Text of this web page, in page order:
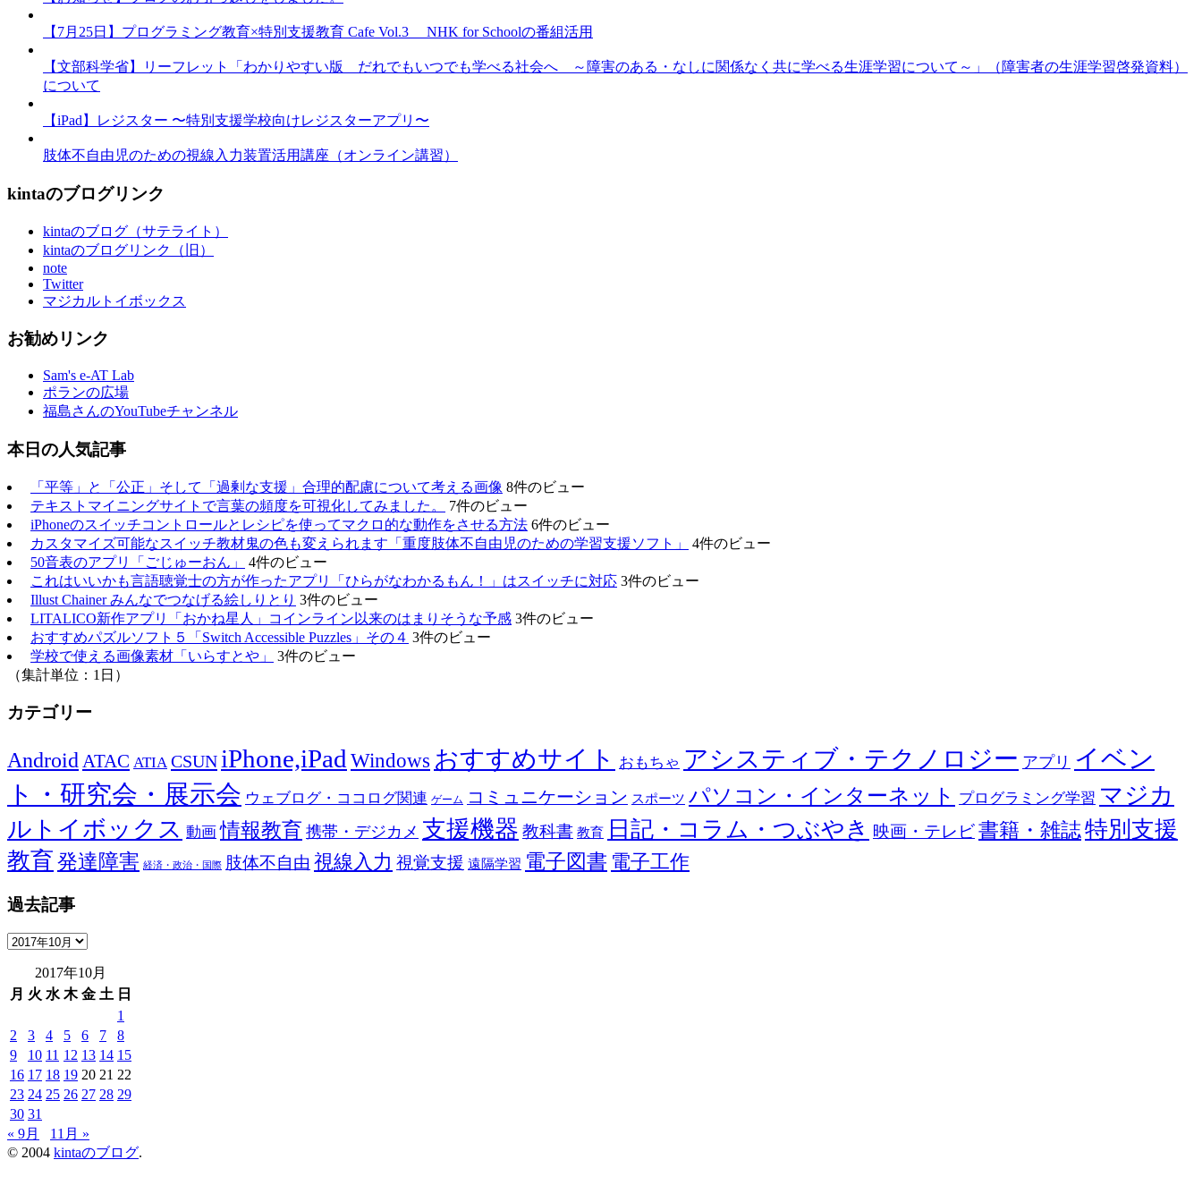
【7月25日】プログラミング教育×特別支援教育 Cafe Vol.3 NHK for Schoolの番組活用
【文部科学省】リーフレット「わかりやすい版 だれでもいつでも学べる社会へ ～障害のある・なしに関係なく共に学べる生涯学習について～」（障害者の生涯学習啓発資料）
について
【iPad】レジスター 〜特別支援学校向けレジスターアプリ〜
肢体不自由児のための視線入力装置活用講座（オンライン講習）
kintaのブログリンク
kintaのブログ（サテライト）
kintaのブログリンク（旧）
note
Twitter
マジカルトイボックス
お勧めリンク
Sam's e-AT Lab
ポランの広場
福島さんのYouTubeチャンネル
本日の人気記事
「平等」と「公正」そして「過剰な支援」合理的配慮について考える画像 8件のビュー
テキストマイニングサイトで言葉の頻度を可視化してみました。
7件のビュー
iPhoneのスイッチコントロールとレシピを使ってマクロ的な動作をさせる方法 6件のビュー
カスタマイズ可能なスイッチ教材鬼の色も変えられます「重度肢体不自由児のための学習支援ソフト」
4件のビュー
50音表のアプリ「ごじゅーおん」
4件のビュー
これはいいかも言語聴覚士の方が作ったアプリ「ひらがなわかるもん！」はスイッチに対応 3件のビュー
Illust Chainer みんなでつなげる絵しりとり 3件のビュー
LITALICO新作アプリ「おかね星人」コインライン以来のはまりそうな予感 3件のビュー
おすすめパズルソフト５「Switch Accessible Puzzles」その４ 3件のビュー
学校で使える画像素材「いらすとや」
3件のビュー
（集計単位：1日）
カテゴリー
Android ATAC ATIA CSUN iPhone,iPad Windows おすすめサイト おもちゃ アシスティブ・テクノロジー アプリ イベン
ト・研究会・展示会 ウェブログ・ココログ関連 ゲーム コミュニケーション スポーツ パソコン・インターネット プログラミング学習 マジカ
ルトイボックス 動画 情報教育 携帯・デジカメ 支援機器 教科書 教育 日記・コラム・つぶやき 映画・テレビ書籍・雑誌特別支援
教育発達障害 経済・政治・国際 肢体不自由 視線入力 視覚支援 遠隔学習 電子図書 電子工作
過去記事
過
事
2017年10月
月 火 水 木 金 土 日
1
2
3 4 5 6 7
8
9
10 11 12 13 14 15
16 17 18 19 20 21 22
23 24 25 26 27 28 29
30 31
« 9月
11月 »
© 2004 kintaのブログ.